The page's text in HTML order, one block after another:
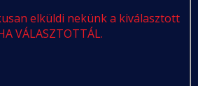
elküldi nekünk a kiválasztott
VÁLASZTOTTÁL.